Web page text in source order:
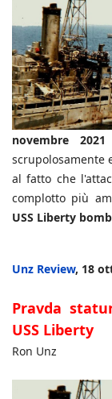
novembre
scrupolosamente
al fatto che
complotto più
USS Liberty
Unz Review, 18
Pravda
USS Liberty
Ron Unz